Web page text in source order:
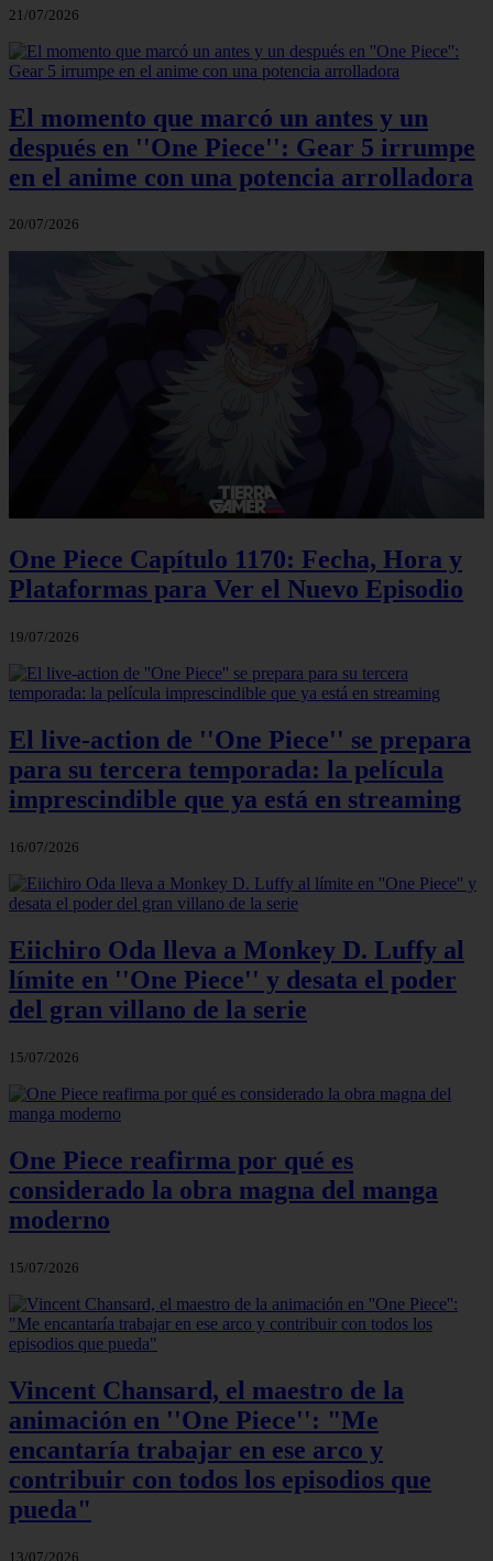
21/07/2026
El momento que marcó un antes y un
después en ''One Piece'': Gear 5 irrumpe
en el anime con una potencia arrolladora
20/07/2026
One Piece Capítulo 1170: Fecha, Hora y
Plataformas para Ver el Nuevo Episodio
19/07/2026
El live-action de ''One Piece'' se prepara
para su tercera temporada: la película
imprescindible que ya está en streaming
16/07/2026
Eiichiro Oda lleva a Monkey D. Luffy al
límite en ''One Piece'' y desata el poder
del gran villano de la serie
15/07/2026
One Piece reafirma por qué es
considerado la obra magna del manga
moderno
15/07/2026
Vincent Chansard, el maestro de la
animación en ''One Piece'': "Me
encantaría trabajar en ese arco y
contribuir con todos los episodios que
pueda"
13/07/2026